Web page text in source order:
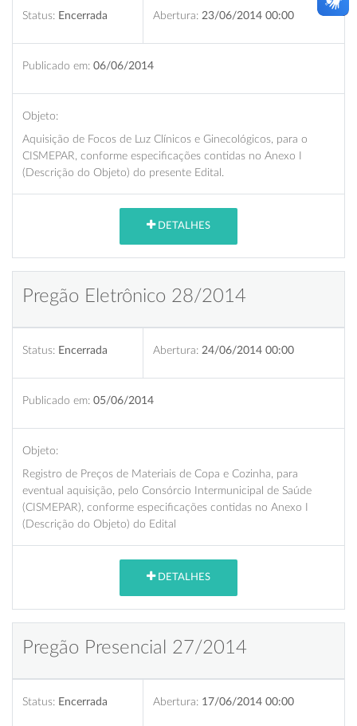
Status: Encerrada Abertura: 23/06/2014 00:00
Publicado em: 06/06/2014
Objeto:
Aquisição de Focos de Luz Clínicos e Ginecológicos, para o
CISMEPAR, conforme especificações contidas no Anexo I
(Descrição do Objeto) do presente Edital.
DETALHES
Pregão Eletrônico 28/2014
Status: Encerrada Abertura: 24/06/2014 00:00
Publicado em: 05/06/2014
Objeto:
Registro de Preços de Materiais de Copa e Cozinha, para
eventual aquisição, pelo Consórcio Intermunicipal de Saúde
(CISMEPAR), conforme especificações contidas no Anexo I
(Descrição do Objeto) do Edital
DETALHES
Pregão Presencial 27/2014
Status: Encerrada Abertura: 17/06/2014 00:00